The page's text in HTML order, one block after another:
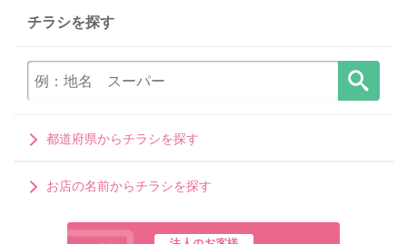
チラシを探す
都道府県からチラシを探す
お店の名前からチラシを探す